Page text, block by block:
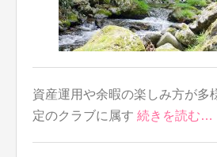
資産運用や余暇の楽しみ方が多
定のクラブに属す 続きを読む…